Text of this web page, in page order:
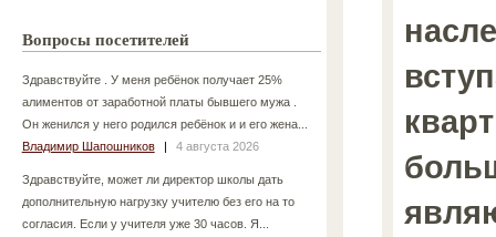
Вопросы посетителей
Здравствуйте . У меня ребёнок получает 25%
алиментов от заработной платы бывшего мужа .
Он женился у него родился ребёнок и и его жена...
Владимир Шапошников
| 4 августа 2026
Здравствуйте, может ли директор школы дать
дополнительную нагрузку учителю без его на то
согласия. Если у учителя уже 30 часов. Я...